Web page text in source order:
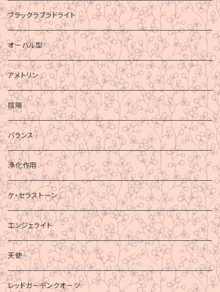
ブラックラブラドライト
オーバル型
アメトリン
陰陽
バランス
浄化作用
ケ・セラストーン
エンジェライト
天使
レッドガーデンクオーツ